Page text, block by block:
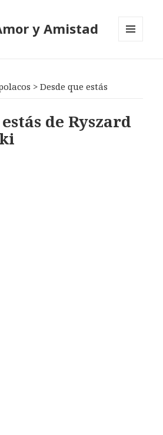
y Amistad
>Desde que estás
de Ryszard